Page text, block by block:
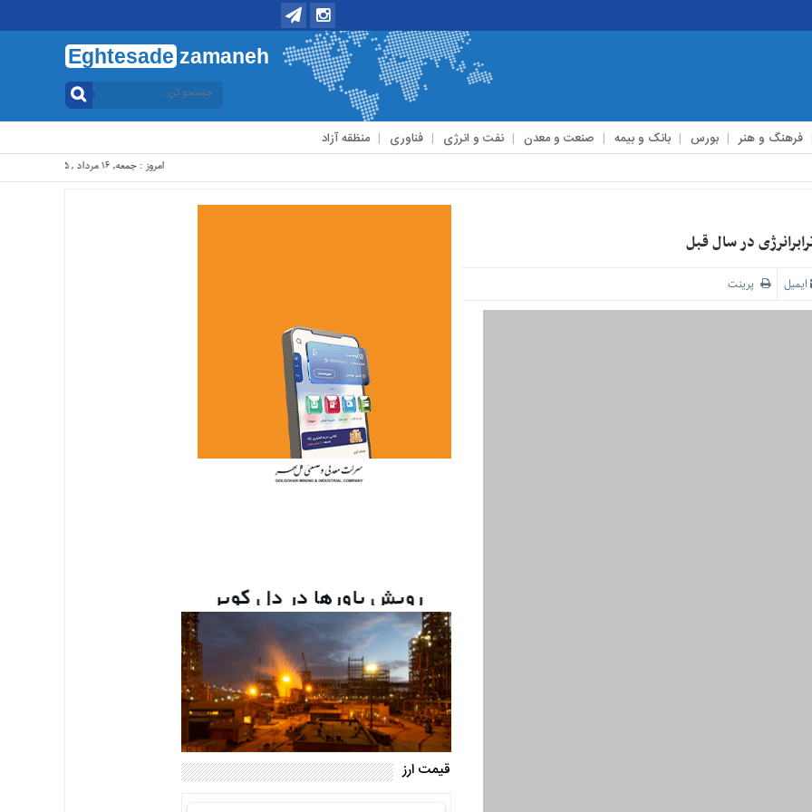
Eghtesade zamaneh
فرهنگ و هنر بورس بانک و بیمه صنعت و معدن نفت و انرژی فناوری منظقه آزاد
امروز : جمعه, ۱۶ مرداد , ۱۴۰۵ .::. برابر با : Friday, 7 August , 2026
ایمیل پرینت
قیمت ارز